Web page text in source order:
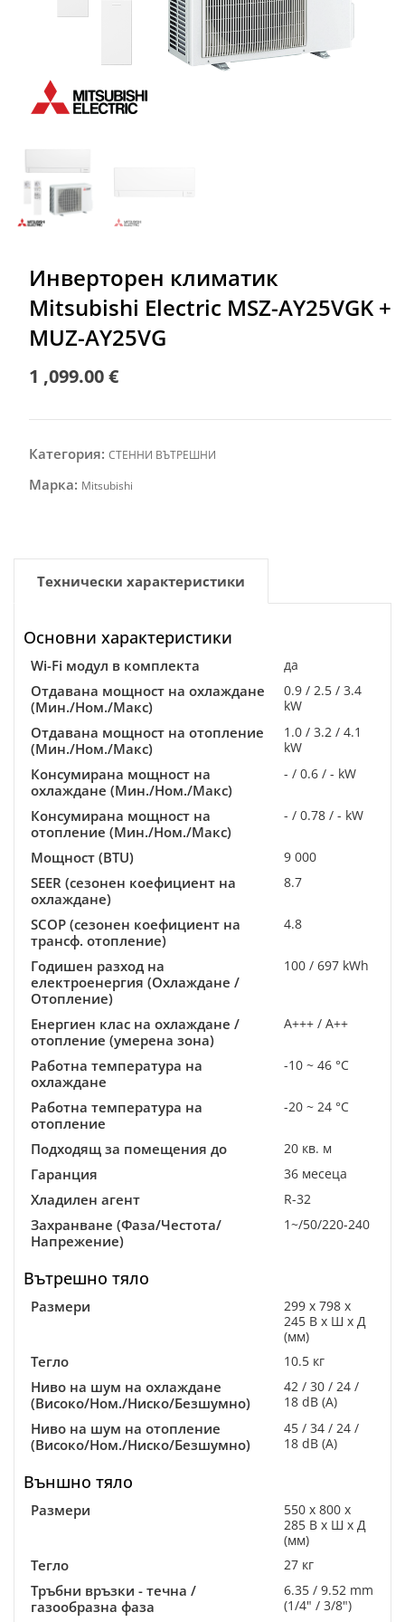
Инверторен климатик
Mitsubishi Electric MSZ-AY25VGK +
MUZ-AY25VG
1 ,099.00€
Категория: СТЕННИ ВЪТРЕШНИ
Марка: Mitsubishi
Технически характеристики
Основни характеристики
Wi-Fi модул в комплекта да
Отдавана мощност на охлаждане
(Мин./Ном./Макс)
0.9 / 2.5 / 3.4
kW
Отдавана мощност на отопление
(Мин./Ном./Макс)
1.0 / 3.2 / 4.1
kW
Консумирана мощност на
охлаждане (Мин./Ном./Макс)
- / 0.6 / - kW
Консумирана мощност на
отопление (Мин./Ном./Макс)
- / 0.78 / - kW
Мощност (BTU) 9 000
SEER (сезонен коефициент на
охлаждане)
8.7
SCOP (сезонен коефициент на
трансф. отопление)
4.8
Годишен разход на
електроенергия (Охлаждане /
Отопление)
100 / 697 kWh
Енергиен клас на охлаждане /
отопление (умерена зона)
A+++ / A++
Работна температура на
охлаждане
-10 ~ 46 °C
Работна температура на
отопление
-20 ~ 24 °C
Подходящ за помещения до 20 кв. м
Гаранция 36 месеца
Хладилен агент R-32
Захранване (Фаза/Честота/
Напрежение)
1~/50/220-240
Вътрешно тяло
Размери
299 x 798 x
245 В x Ш x Д
(мм)
Тегло 10.5 кг
Ниво на шум на охлаждане
(Високо/Ном./Ниско/Безшумно)
42 / 30 / 24 /
18 dB (A)
Ниво на шум на отопление
(Високо/Ном./Ниско/Безшумно)
45 / 34 / 24 /
18 dB (A)
Външно тяло
Размери
550 x 800 x
285 В x Ш x Д
(мм)
Тегло 27 кг
Тръбни връзки - течна /
газообразна фаза
6.35 / 9.52 mm
(1/4" / 3/8")